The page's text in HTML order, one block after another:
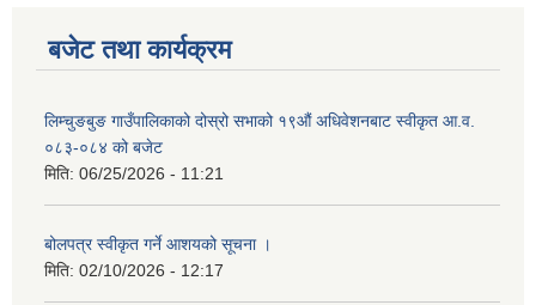
बजेट तथा कार्यक्रम
लिम्चुङबुङ गाउँपालिकाको दोस्रो सभाको १९औं अधिवेशनबाट स्वीकृत आ.व.
०८३-०८४ को बजेट
मिति: 06/25/2026 - 11:21
बोलपत्र स्वीकृत गर्ने आशयको सूचना ।
मिति: 02/10/2026 - 12:17